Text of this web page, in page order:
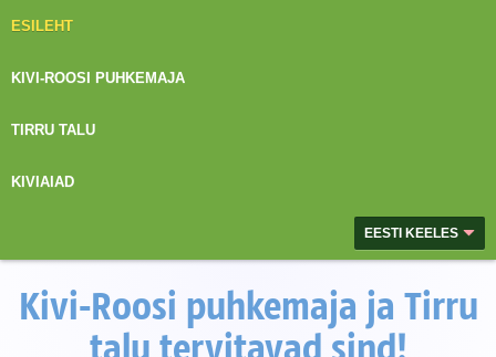
ESILEHT
KIVI-ROOSI PUHKEMAJA
TIRRU TALU
KIVIAIAD
EESTI KEELES
Kivi-Roosi puhkemaja ja Tirru